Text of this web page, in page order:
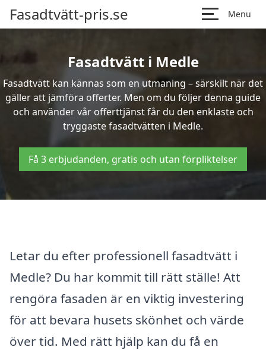
Fasadtvätt-pris.se Menu
Fasadtvätt i Medle
Fasadtvätt kan kännas som en utmaning – särskilt när det
gäller att jämföra offerter. Men om du följer denna guide
och använder vår offerttjänst får du den enklaste och
tryggaste fasadtvätten i Medle.
Få 3 erbjudanden, gratis och utan förpliktelser
Letar du efter professionell fasadtvätt i
Medle? Du har kommit till rätt ställe! Att
rengöra fasaden är en viktig investering
för att bevara husets skönhet och värde
över tid. Med rätt hjälp kan du få en